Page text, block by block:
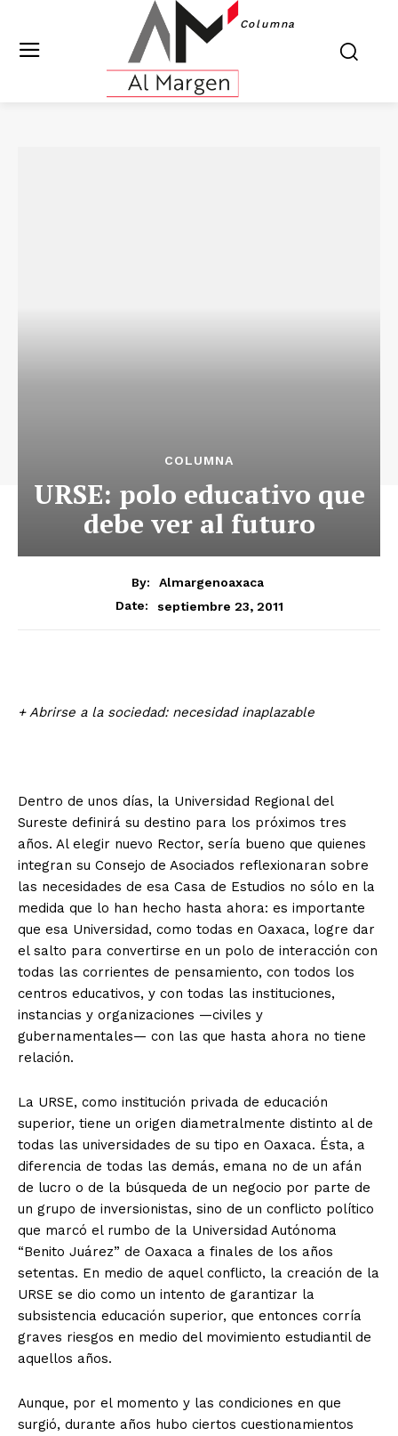
Columna
COLUMNA
URSE: polo educativo que
debe ver al futuro
By:
Almargenoaxaca
Date:
septiembre 23, 2011
+ Abrirse a la sociedad: necesidad inaplazable
Dentro de unos días, la Universidad Regional del
Sureste definirá su destino para los próximos tres
años. Al elegir nuevo Rector, sería bueno que quienes
integran su Consejo de Asociados reflexionaran sobre
las necesidades de esa Casa de Estudios no sólo en la
medida que lo han hecho hasta ahora: es importante
que esa Universidad, como todas en Oaxaca, logre dar
el salto para convertirse en un polo de interacción con
todas las corrientes de pensamiento, con todos los
centros educativos, y con todas las instituciones,
instancias y organizaciones —civiles y
gubernamentales— con las que hasta ahora no tiene
relación.
La URSE, como institución privada de educación
superior, tiene un origen diametralmente distinto al de
todas las universidades de su tipo en Oaxaca. Ésta, a
diferencia de todas las demás, emana no de un afán
de lucro o de la búsqueda de un negocio por parte de
un grupo de inversionistas, sino de un conflicto político
que marcó el rumbo de la Universidad Autónoma
“Benito Juárez” de Oaxaca a finales de los años
setentas. En medio de aquel conflicto, la creación de la
URSE se dio como un intento de garantizar la
subsistencia educación superior, que entonces corría
graves riesgos en medio del movimiento estudiantil de
aquellos años.
Aunque, por el momento y las condiciones en que
surgió, durante años hubo ciertos cuestionamientos